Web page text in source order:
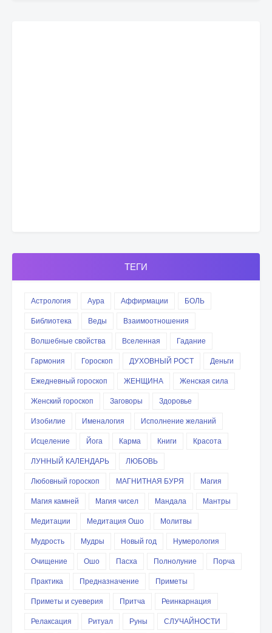
ТЕГИ
Астрология Аура Аффирмации
БОЛЬ
Библиотека
Веды
Взаимоотношения
Волшебные свойства
Вселенная
Гадание
Гармония
Гороскоп ДУХОВНЫЙ РОСТ
Деньги
Ежедневный гороскоп
ЖЕНЩИНА
Женская сила
Женский гороскоп
Заговоры
Здоровье
Изобилие
Именалогия
Исполнение желаний
Исцеление
Йога Карма Книги
Красота
ЛУННЫЙ КАЛЕНДАРЬ
ЛЮБОВЬ
Любовный гороскоп
МАГНИТНАЯ БУРЯ
Магия
Магия камней
Магия чисел Мандала
Мантры
Медитации
Медитация Ошо
Молитвы
Мудрость
Мудры Новый год
Нумерология
Очищение
Ошо Пасха Полнолуние
Порча
Практика
Предназначение
Приметы
Приметы и суеверия
Притча
Реинкарнация
Релаксация
Ритуал Руны
СЛУЧАЙНОСТИ